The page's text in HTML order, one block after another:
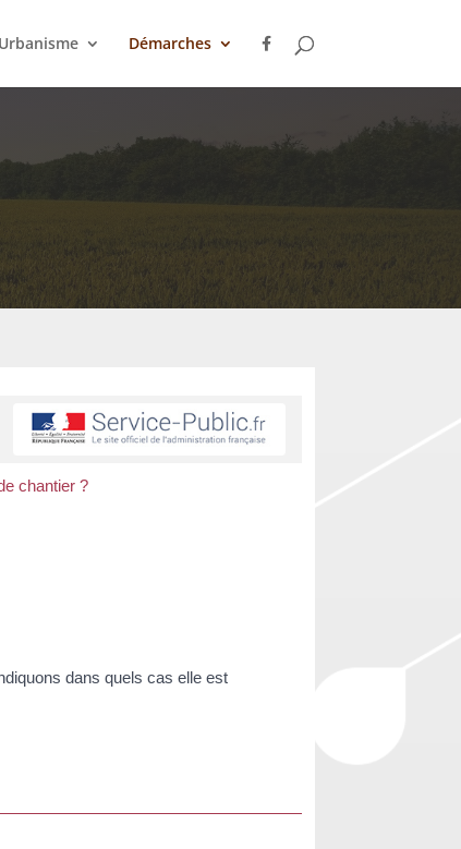
Urbanisme Démarches
chantier ?
dans quels cas elle est